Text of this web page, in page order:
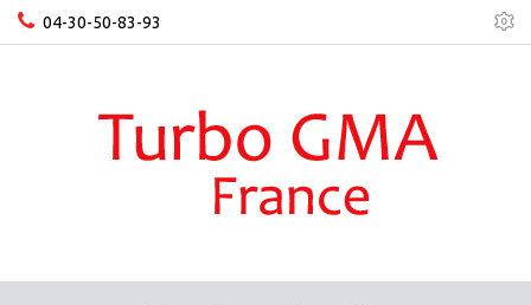
04-30-50-83-93